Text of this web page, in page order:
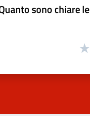
sono chiare